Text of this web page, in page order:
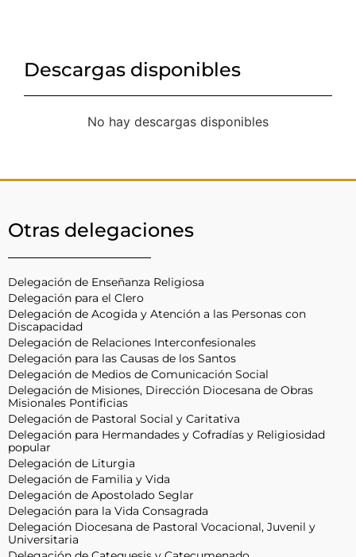
Descargas disponibles
No hay descargas disponibles
Otras delegaciones
Delegación de Enseñanza Religiosa
Delegación para el Clero
Delegación de Acogida y Atención a las Personas con
Discapacidad
Delegación de Relaciones Interconfesionales
Delegación para las Causas de los Santos
Delegación de Medios de Comunicación Social
Delegación de Misiones, Dirección Diocesana de Obras
Misionales Pontificias
Delegación de Pastoral Social y Caritativa
Delegación para Hermandades y Cofradías y Religiosidad
popular
Delegación de Liturgia
Delegación de Familia y Vida
Delegación de Apostolado Seglar
Delegación para la Vida Consagrada
Delegación Diocesana de Pastoral Vocacional, Juvenil y
Universitaria